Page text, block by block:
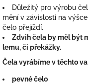
Důležitý pro výrobu
mění v závislosti na
čelo přejíždí.
Zdvih čela by měl být
lemu, či překážky.
Čela vyrábíme v těchto
pevné čelo